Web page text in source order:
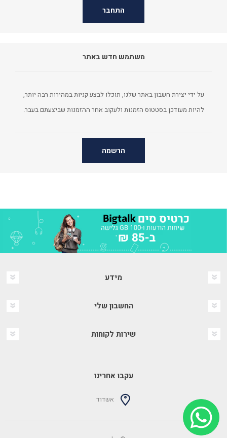
התחבר
משתמש חדש באתר
על ידי יצירת חשבון באתר שלנו, תוכלו לבצע קניות במהירות רבה יותר,
להיות מעודכן בסטטוס הזמנות ולעקוב אחר ההזמנות שביצעתם בעבר.
הרשמה
מידע
החשבון שלי
שירות לקוחות
עקבו אחרינו
אשדוד